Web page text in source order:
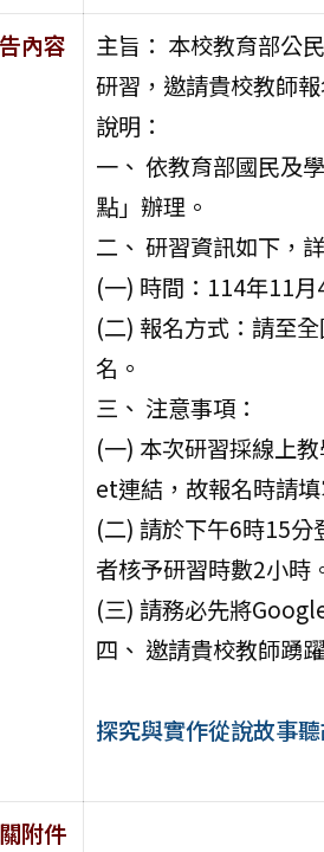
內容
主旨： 本校教育部公
研習，邀請貴校教師
說明：
一、 依教育部國民及
點」辦理。
二、 研習資訊如下，
(一) 時間：114年11
(二) 報名方式：請至
名。
三、 注意事項：
(一) 本次研習採線上
et連結，故報名時請
(二) 請於下午6時15
者核予研習時數2小時
(三) 請務必先將
四、 邀請貴校教師踴
探究與實作從說故事
附件